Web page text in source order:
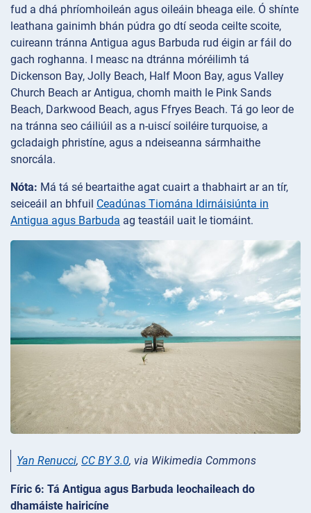
fud a dhá phríomhoileán agus oileáin bheaga eile. Ó shínte
leathana gainimh bhán púdra go dtí seoda ceilte scoite,
cuireann tránna Antigua agus Barbuda rud éigin ar fáil do
gach roghanna. I measc na dtránna móréilimh tá
Dickenson Bay, Jolly Beach, Half Moon Bay, agus Valley
Church Beach ar Antigua, chomh maith le Pink Sands
Beach, Darkwood Beach, agus Ffryes Beach. Tá go leor de
na tránna seo cáiliúil as a n-uiscí soiléire turquoise, a
gcladaigh phristíne, agus a ndeiseanna sármhaithe
snorcála.
Nóta: Má tá sé beartaithe agat cuairt a thabhairt ar an tír,
seiceáil an bhfuil Ceadúnas Tiomána Idirnáisiúnta in
Antigua agus Barbuda ag teastáil uait le tiomáint.
Yan Renucci, CC BY 3.0, via Wikimedia Commons
Fíric 6: Tá Antigua agus Barbuda leochaileach do
dhamáiste hairicíne